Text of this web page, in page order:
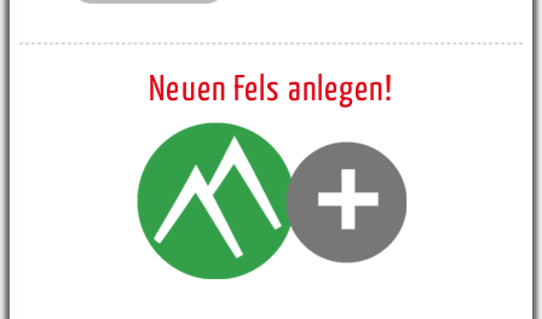
Neuen Fels anlegen!